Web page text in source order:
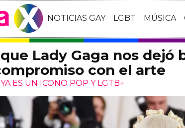
NOTICIAS GAY LGBT MÚSICA
Lady Gaga nos dejó
con el arte
ES UN ICONO POP Y LGTB+